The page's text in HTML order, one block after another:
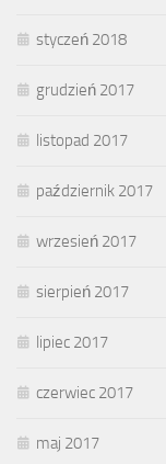
styczeń 2018
grudzień 2017
listopad 2017
październik 2017
wrzesień 2017
sierpień 2017
lipiec 2017
czerwiec 2017
maj 2017